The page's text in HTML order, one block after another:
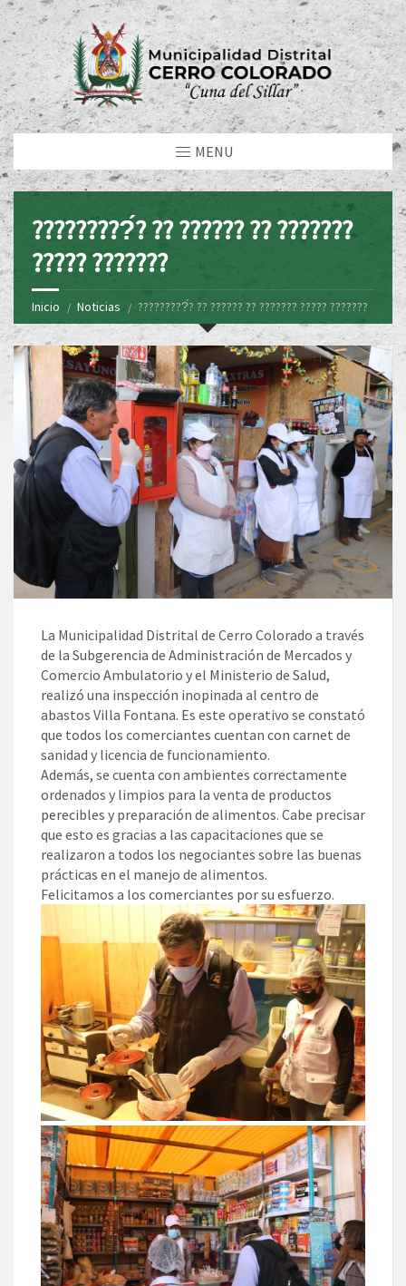
MENU
?????????́? ?? ?????? ?? ???????
????? ???????
Inicio Noticias ?????????́? ?? ?????? ?? ??????? ????? ???????
La Municipalidad Distrital de Cerro Colorado a través
de la Subgerencia de Administración de Mercados y
Comercio Ambulatorio y el Ministerio de Salud,
realizó una inspección inopinada al centro de
abastos Villa Fontana. Es este operativo se constató
que todos los comerciantes cuentan con carnet de
sanidad y licencia de funcionamiento.
Además, se cuenta con ambientes correctamente
ordenados y limpios para la venta de productos
perecibles y preparación de alimentos. Cabe precisar
que esto es gracias a las capacitaciones que se
realizaron a todos los negociantes sobre las buenas
prácticas en el manejo de alimentos.
Felicitamos a los comerciantes por su esfuerzo.